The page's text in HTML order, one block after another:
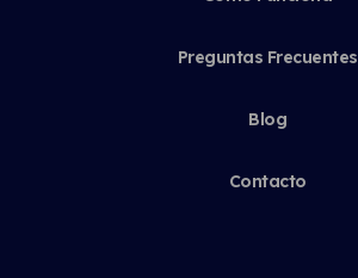
Preguntas Frecuentes
Blog
Contacto